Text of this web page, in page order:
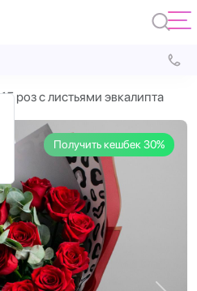
15 роз с листьями эвкалипта
Получить кешбек 30%